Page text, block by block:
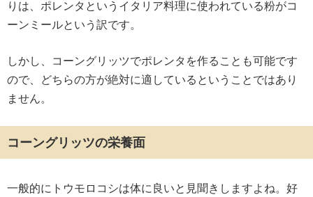
りは、ポレンタというイタリア料理に使われている粉がコ
ーンミールという訳です。
しかし、コーングリッツでポレンタを作ることも可能です
ので、どちらの方が絶対に適しているということではあり
ません。
コーングリッツの栄養面
一般的にトウモロコシは体に良いと見聞きしますよね。好